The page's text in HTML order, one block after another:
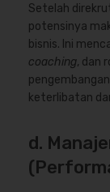
Setelah
potensinya
bisnis. Ini
coaching, dan
keterlibatan
d.